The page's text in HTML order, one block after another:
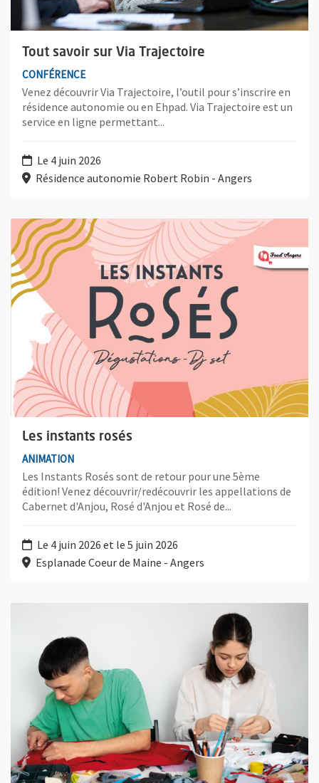
Tout savoir sur Via Trajectoire
CONFÉRENCE
Venez découvrir Via Trajectoire, l’outil pour s’inscrire en
résidence autonomie ou en Ehpad. Via Trajectoire est un
service en ligne permettant...
Le 4 juin 2026
Résidence autonomie Robert Robin - Angers
Les instants rosés
ANIMATION
Les Instants Rosés sont de retour pour une 5ème
édition! Venez découvrir/redécouvrir les appellations de
Cabernet d'Anjou, Rosé d'Anjou et Rosé de...
Le 4 juin 2026 et le 5 juin 2026
Esplanade Coeur de Maine - Angers
Plus d'information sur l'évènement : Les instants rosés
Plus d'information sur l'évènement : Atelier couture